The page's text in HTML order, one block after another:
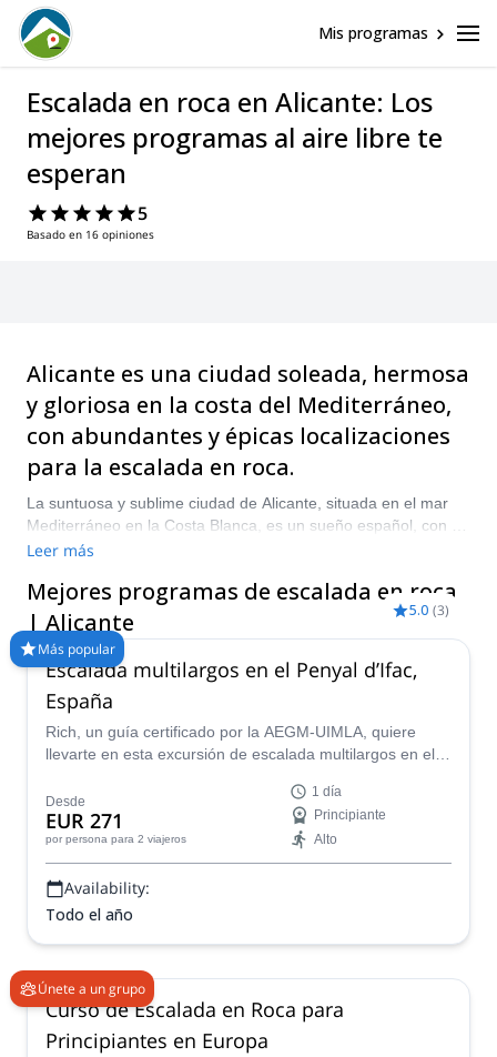
Mis programas
Escalada en roca en Alicante: Los
mejores programas al aire libre te
esperan
5
Basado en 16 opiniones
Alicante es una ciudad soleada, hermosa
y gloriosa en la costa del Mediterráneo,
con abundantes y épicas localizaciones
para la escalada en roca.
La suntuosa y sublime ciudad de Alicante, situada en el mar
Mediterráneo en la Costa Blanca, es un sueño español, con un
estilo de vida relajado y una atmósfera al aire libre que
puntos de escalada en roca que ofrecen vistas espectaculares
y espléndidas sobre el campo y la costa. La escalada en roca
en Alicante es divertida y memorable, con el imponente y
majestuoso Peñón de Ifach proporcionando condiciones
perfectas para escalar. ¡Echa un vistazo a nuestra selección
de excursiones de escalada en roca en Alicante y prepárate
para disfrutar del sol!
Leer más
Mejores programas de escalada en roca
| Alicante
Más popular
5.0 (3)
Escalada multilargos en el Penyal d’Ifac,
España
Rich, un guía certificado por la AEGM-UIMLA, quiere
llevarte en esta excursión de escalada multilargos en el
Desde
EUR 271
por persona para 2 viajeros
1 día
Principiante
Alto
Availability:
Todo el año
Únete a un grupo
Curso de Escalada en Roca para
Principiantes en Europa